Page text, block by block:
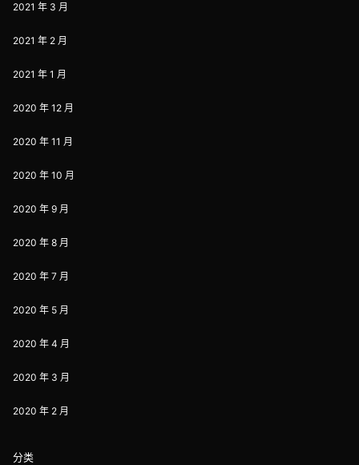
2021 年 3 月
2021 年 2 月
2021 年 1 月
2020 年 12 月
2020 年 11 月
2020 年 10 月
2020 年 9 月
2020 年 8 月
2020 年 7 月
2020 年 5 月
2020 年 4 月
2020 年 3 月
2020 年 2 月
分类